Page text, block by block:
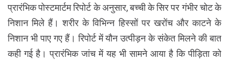
प्रारंभिक पोस्टमार्टम रिपोर्ट के अनुसार, बच्ची के सिर पर गंभीर चोट के
निशान मिले हैं। शरीर के विभिन्न हिस्सों पर खरोंच और काटने के
निशान भी पाए गए हैं। रिपोर्ट में यौन उत्पीड़न के संकेत मिलने की बात
कही गई है। प्रारंभिक जांच में यह भी सामने आया है कि पीड़िता को